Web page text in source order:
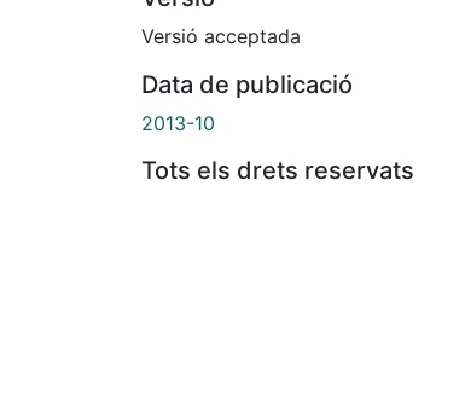
Versió acceptada
Data de publicació
2013-10
Tots els drets reservats